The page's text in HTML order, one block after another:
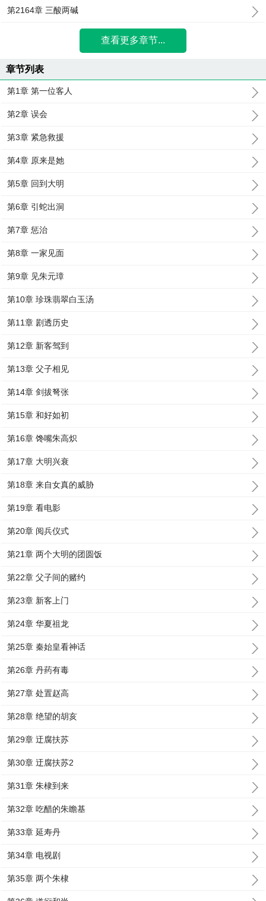
第2164章 三酸两碱
查看更多章节...
章节列表
第1章 第一位客人
第2章 误会
第3章 紧急救援
第4章 原来是她
第5章 回到大明
第6章 引蛇出洞
第7章 惩治
第8章 一家见面
第9章 见朱元璋
第10章 珍珠翡翠白玉汤
第11章 剧透历史
第12章 新客驾到
第13章 父子相见
第14章 剑拔弩张
第15章 和好如初
第16章 馋嘴朱高炽
第17章 大明兴衰
第18章 来自女真的威胁
第19章 看电影
第20章 阅兵仪式
第21章 两个大明的团圆饭
第22章 父子间的赌约
第23章 新客上门
第24章 华夏祖龙
第25章 秦始皇看神话
第26章 丹药有毒
第27章 处置赵高
第28章 绝望的胡亥
第29章 迂腐扶苏
第30章 迂腐扶苏2
第31章 朱棣到来
第32章 吃醋的朱瞻基
第33章 延寿丹
第34章 电视剧
第35章 两个朱棣